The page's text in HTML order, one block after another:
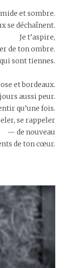
et sombre.
se déchaînent.
Je t’aspire,
de ton ombre.
sont tiennes.
et bordeaux.
aussi peur.
qu’une fois.
se rappeler
— de nouveau
de ton cœur.